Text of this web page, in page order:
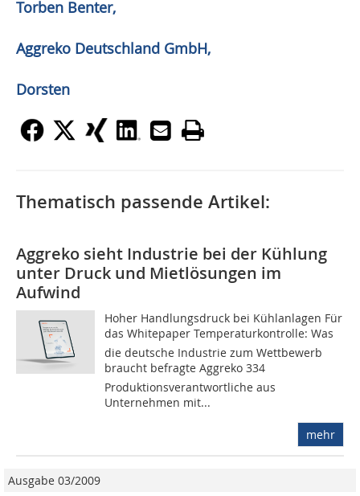
Torben Benter,
Aggreko Deutschland GmbH,
Dorsten
Thematisch passende Artikel:
Aggreko sieht Industrie bei der Kühlung
unter Druck und Mietlösungen im
Aufwind
Hoher Handlungsdruck bei Kühlanlagen Für
das Whitepaper Temperaturkontrolle: Was
die deutsche Industrie zum Wettbewerb
braucht befragte Aggreko 334
Produktionsverantwortliche aus
Unternehmen mit...
mehr
Ausgabe 03/2009